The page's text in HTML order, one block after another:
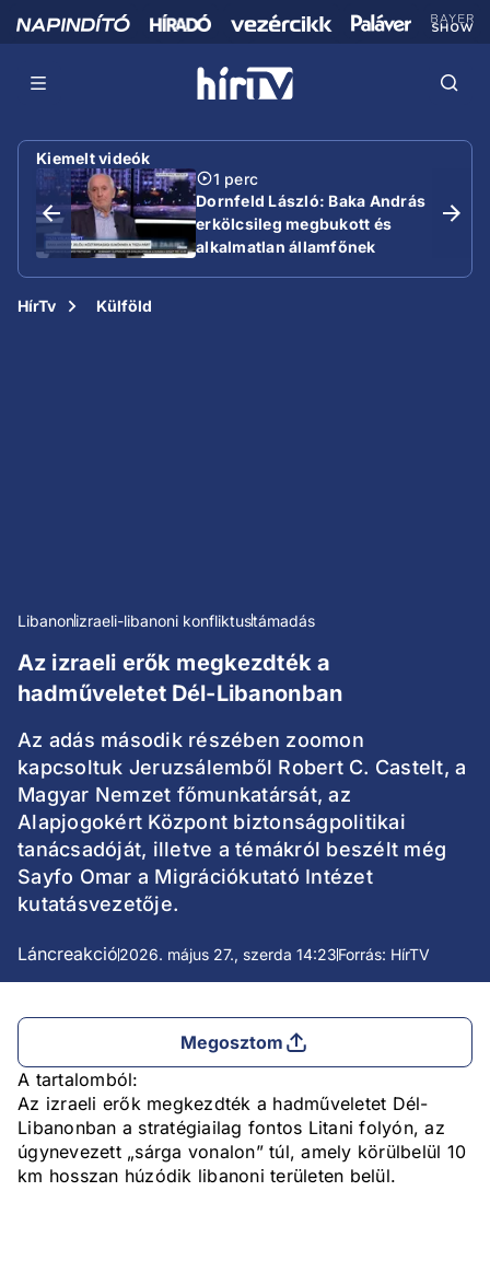
Kiemelt videók
1 perc
Dornfeld László: Baka András
erkölcsileg megbukott és
alkalmatlan államfőnek
HírTv Külföld
Libanonizraeli-libanoni konfliktustámadás
Az izraeli erők megkezdték a
hadműveletet Dél-Libanonban
Az adás második részében zoomon
kapcsoltuk Jeruzsálemből Robert C. Castelt, a
Magyar Nemzet főmunkatársát, az
Alapjogokért Központ biztonságpolitikai
tanácsadóját, illetve a témákról beszélt még
Sayfo Omar a Migrációkutató Intézet
kutatásvezetője.
Láncreakció2026. május 27., szerda 14:23Forrás: HírTV
Megosztom
A tartalomból:
Az izraeli erők megkezdték a hadműveletet Dél-
Libanonban a stratégiailag fontos Litani folyón, az
úgynevezett „sárga vonalon” túl, amely körülbelül 10
km hosszan húzódik libanoni területen belül.